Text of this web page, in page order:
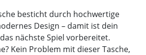
besticht durch hochwertige
Design – damit ist dein
nächste Spiel vorbereitet.
Kein Problem mit dieser Tasche,